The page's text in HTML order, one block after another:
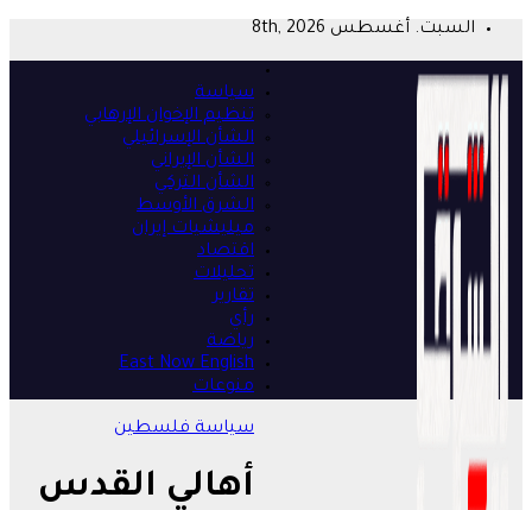
content
السبت. أغسطس 8th, 2026
سياسة
تنظيم الإخوان الإرهابي
الشأن الإسرائيلي
الشأن الإيراني
الشأن التركي
الشرق الأوسط
ميليشيات إيران
اقتصاد
تحليلات
تقارير
رأي
رياضة
East Now English
منوعات
سياسةفلسطين
أهالي القدس